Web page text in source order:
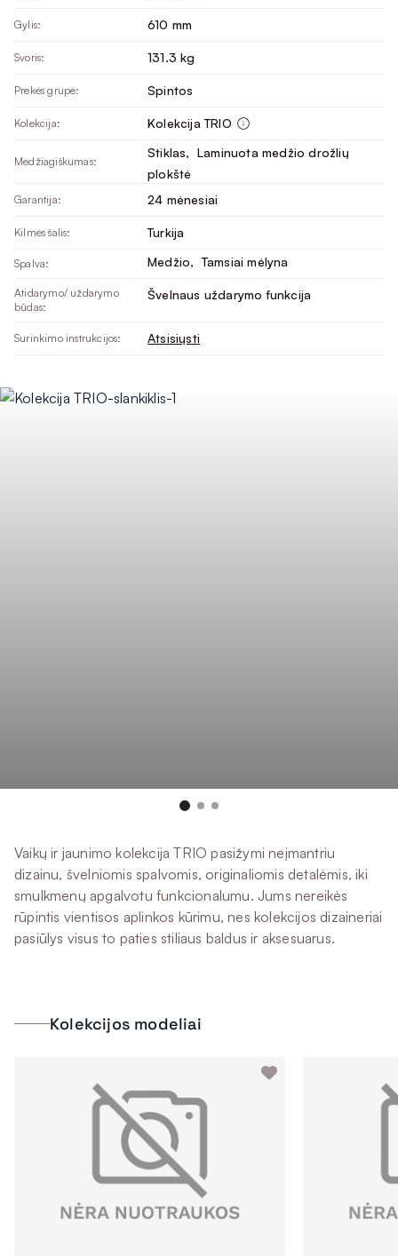
Gylis: 610 mm
Svoris: 131.3 kg
Prekės grupė: Spintos
Kolekcija: Kolekcija TRIO
Medžiagiškumas:
Stiklas, Laminuota medžio drožlių
plokštė
Garantija: 24 mėnesiai
Kilmės šalis: Turkija
Spalva: Medžio, Tamsiai mėlyna
Atidarymo/ uždarymo
būdas:
Švelnaus uždarymo funkcija
Surinkimo instrukcijos: Atsisiųsti
Vaikų ir jaunimo kolekcija TRIO pasižymi neįmantriu
dizainu, švelniomis spalvomis, originaliomis detalėmis, iki
smulkmenų apgalvotu funkcionalumu. Jums nereikės
rūpintis vientisos aplinkos kūrimu, nes kolekcijos dizaineriai
pasiūlys visus to paties stiliaus baldus ir aksesuarus.
Kolekcijos modeliai